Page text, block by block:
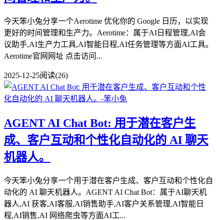
今天笨小兔分享一个Aerotime 优化你的 Google 日历，以实现
更好的时间管理和生产力。Aerotime：属于AI日程管理,AI会
议助手,AI生产力工具,AI智能日程,AI任务管理等方面AI工具。
Aerotime官网网址 点击访问...
2025-12-25阅读(26)
AGENT AI Chat Bot: 用于潜在客户生
成、客户互动和个性化自动化的 AI 聊天
机器人。
今天笨小兔分享一个用于潜在客户生成、客户互动和个性化自
动化的 AI 聊天机器人。AGENT AI Chat Bot：属于AI聊天机
器人,AI 获客,AI客服,AI销售助手,AI客户关系管理,AI智能日
程,AI销售,AI 网络爬虫等方面AI工...